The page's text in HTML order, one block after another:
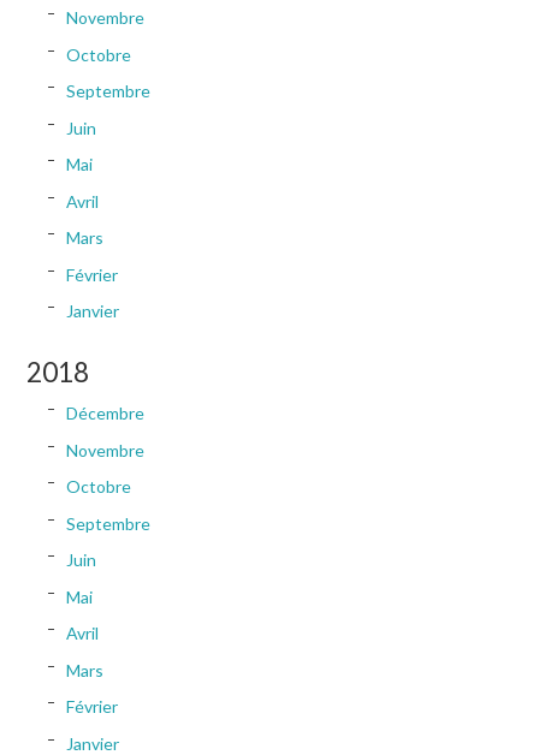
Novembre
Octobre
Septembre
Juin
Mai
Avril
Mars
Février
Janvier
2018
Décembre
Novembre
Octobre
Septembre
Juin
Mai
Avril
Mars
Février
Janvier